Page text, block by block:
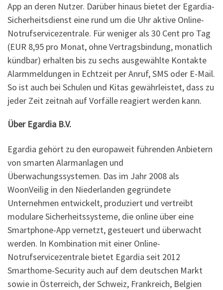
App an deren Nutzer. Darüber hinaus bietet der Egardia-
Sicherheitsdienst eine rund um die Uhr aktive Online-
Notrufservicezentrale. Für weniger als 30 Cent pro Tag
(EUR 8,95 pro Monat, ohne Vertragsbindung, monatlich
kündbar) erhalten bis zu sechs ausgewählte Kontakte
Alarmmeldungen in Echtzeit per Anruf, SMS oder E-Mail.
So ist auch bei Schulen und Kitas gewährleistet, dass zu
jeder Zeit zeitnah auf Vorfälle reagiert werden kann.
Über Egardia B.V.
Egardia gehört zu den europaweit führenden Anbietern
von smarten Alarmanlagen und
Überwachungssystemen. Das im Jahr 2008 als
WoonVeilig in den Niederlanden gegründete
Unternehmen entwickelt, produziert und vertreibt
modulare Sicherheitssysteme, die online über eine
Smartphone-App vernetzt, gesteuert und überwacht
werden. In Kombination mit einer Online-
Notrufservicezentrale bietet Egardia seit 2012
Smarthome-Security auch auf dem deutschen Markt
sowie in Österreich, der Schweiz, Frankreich, Belgien